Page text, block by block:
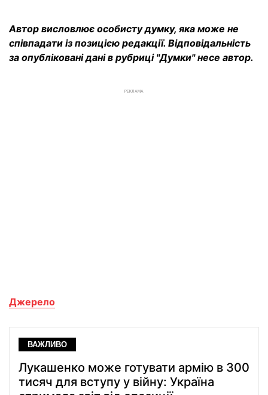
Автор висловлює особисту думку, яка може не
співпадати із позицією редакції. Відповідальність
за опубліковані дані в рубриці "Думки" несе автор.
РЕКЛАМА
Джерело
ВАЖЛИВО
Лукашенко може готувати армію в 300
тисяч для вступу у війну: Україна